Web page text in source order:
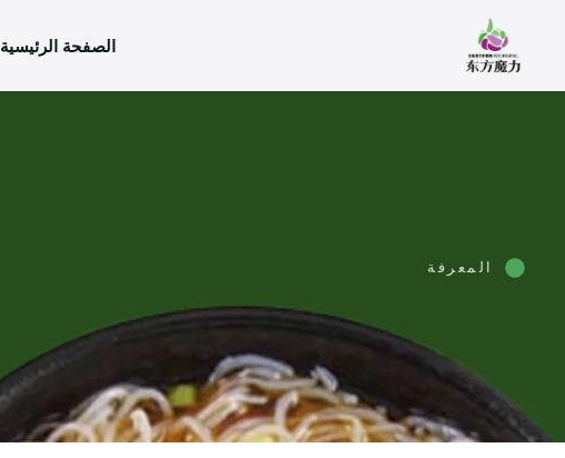
الصفحة الرئيسية
المعرفة